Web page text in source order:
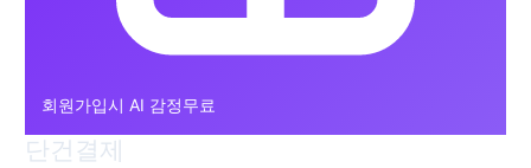
회원가입시 AI 감정무료
단건결제